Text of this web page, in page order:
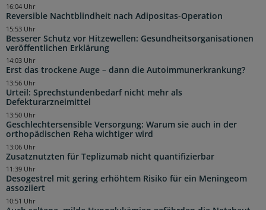
Reversible Nachtblindheit nach Adipositas-Operation
16:04 Uhr
Besserer Schutz vor Hitzewellen: Gesundheitsorganisationen
veröffentlichen Erklärung
15:53 Uhr
Erst das trockene Auge – dann die Autoimmunerkrankung?
14:03 Uhr
Urteil: Sprechstundenbedarf nicht mehr als
Defekturarzneimittel
13:56 Uhr
Geschlechtersensible Versorgung: Warum sie auch in der
orthopädischen Reha wichtiger wird
13:50 Uhr
Zusatznutzten für Teplizumab nicht quantifizierbar
13:06 Uhr
Desogestrel mit gering erhöhtem Risiko für ein Meningeom
assoziiert
11:39 Uhr
10:51 Uhr